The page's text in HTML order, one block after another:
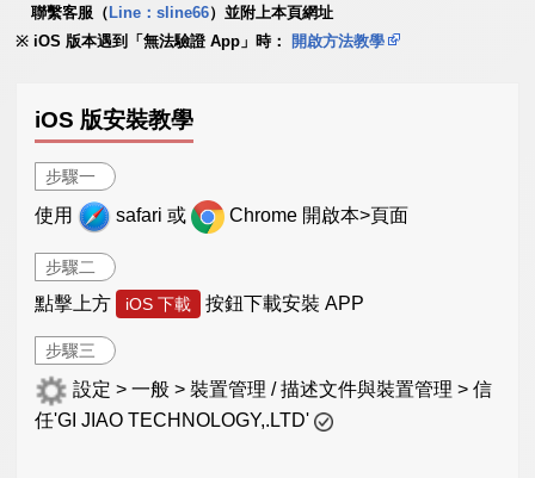
聯繫客服（ Line：sline66）並附上本頁網址
iOS 版本遇到「無法驗證 App」時：
開啟方法教學
iOS 版安裝教學
步驟一
使用 safari 或 Chrome 開啟本>頁面
步驟二
點擊上方 iOS 下載 按鈕下載安裝 APP
步驟三
設定 > 一般 > 裝置管理 / 描述文件與裝置管理 > 信
任'GI JIAO TECHNOLOGY,.LTD'